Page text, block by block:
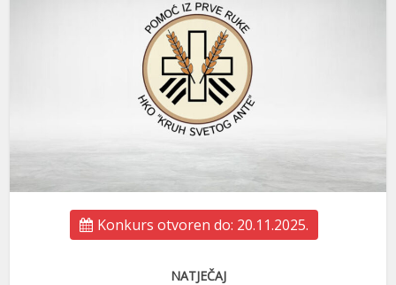
Konkurs otvoren do: 20.11.2025.
NATJEČAJ